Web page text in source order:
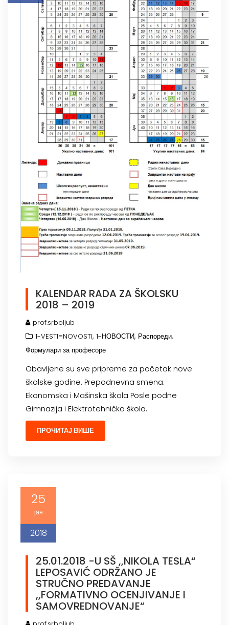
KALENDAR RADA ZA ŠKOLSKU
2018 – 2019
prof.srboljub
1-VESTI=NOVOSTI, 1-НОВОСТИ, Распореди,
Формулари за професоре
Obavljene su sve pripreme za početak nove
školske godine. Prepodnevna smena:
Ekonomska i Mašinska škola Posle podne
Gimnazija i Elektrotehnička škola.
ПРОЧИТАЈ ВИШЕ
25
јан
2018
25.01.2018 -U SŠ ,,NIKOLA TESLA“
LEPOSAVIĆ ODRŽANO JE
STRUČNO PREDAVANJE
,,FORMATIVNO OCENJIVANJE I
SAMOVREDNOVANJE“